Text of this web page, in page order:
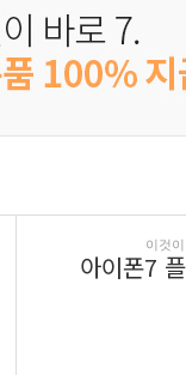
이것
아이폰7